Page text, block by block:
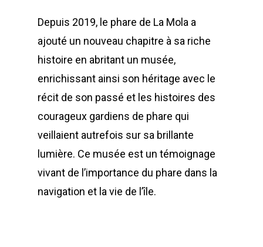
Depuis 2019, le phare de La Mola a
ajouté un nouveau chapitre à sa riche
histoire en abritant un musée,
enrichissant ainsi son héritage avec le
récit de son passé et les histoires des
courageux gardiens de phare qui
veillaient autrefois sur sa brillante
lumière. Ce musée est un témoignage
vivant de l’importance du phare dans la
navigation et la vie de l’île.